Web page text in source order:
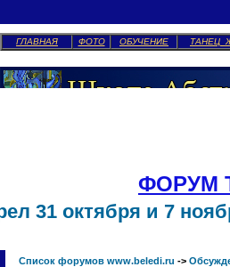
ГЛАВНАЯ ФОТО ОБУЧЕНИЕ ТАНЕЦ
ФОРУМ
31 октября и 7
Список форумов www.beledi.ru ->